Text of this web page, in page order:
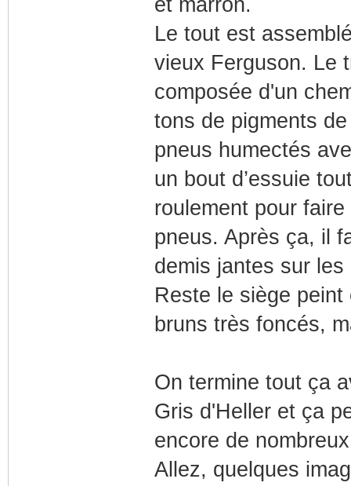
et marron.
Le tout est
vieux Ferguson. Le
composée d'un
tons de pigments
pneus humectés
un bout d’essuie
roulement pour
pneus. Après ça, il
demis jantes sur
Reste le siège
bruns très foncés,
On termine tout ça
Gris d'Heller et ça
encore de
Allez, quelques